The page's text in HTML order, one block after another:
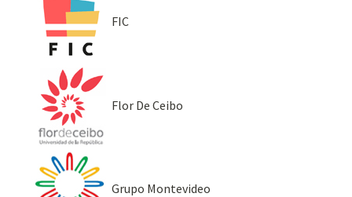
FIC
Flor De Ceibo
Grupo Montevideo